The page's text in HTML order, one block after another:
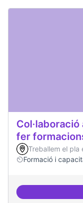
fer
Treballem el pla
Formació i